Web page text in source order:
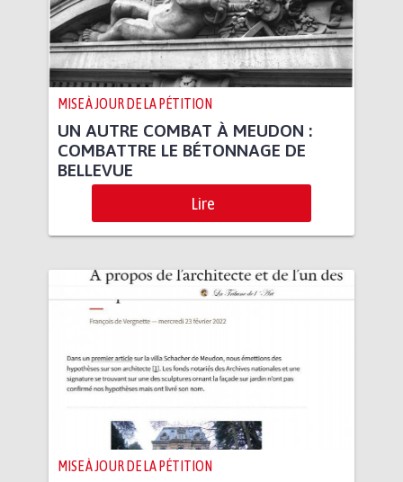
MISE À JOUR DE LA PÉTITION
UN AUTRE COMBAT À MEUDON :
COMBATTRE LE BÉTONNAGE DE
BELLEVUE
Lire
MISE À JOUR DE LA PÉTITION